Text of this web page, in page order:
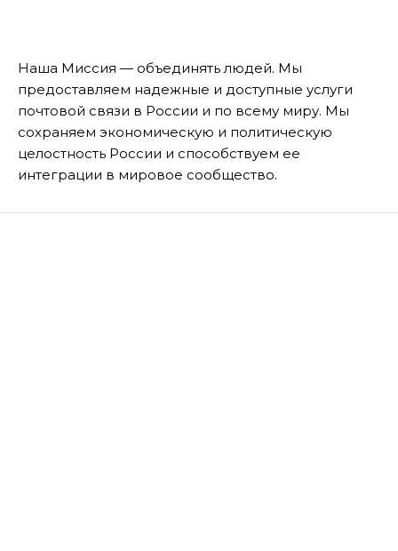
Наша Миссия — объединять людей. Мы
предоставляем надежные и доступные услуги
почтовой связи в России и по всему миру. Мы
сохраняем экономическую и политическую
целостность России и способствуем ее
интеграции в мировое сообщество.